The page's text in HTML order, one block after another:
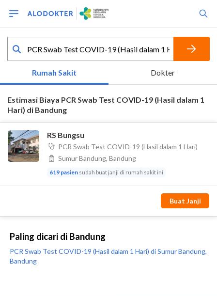
Paling dicari di Bandung
PCR Swab Test COVID-19 (Hasil dalam 1 Hari) di Sumur Bandung,
Bandung